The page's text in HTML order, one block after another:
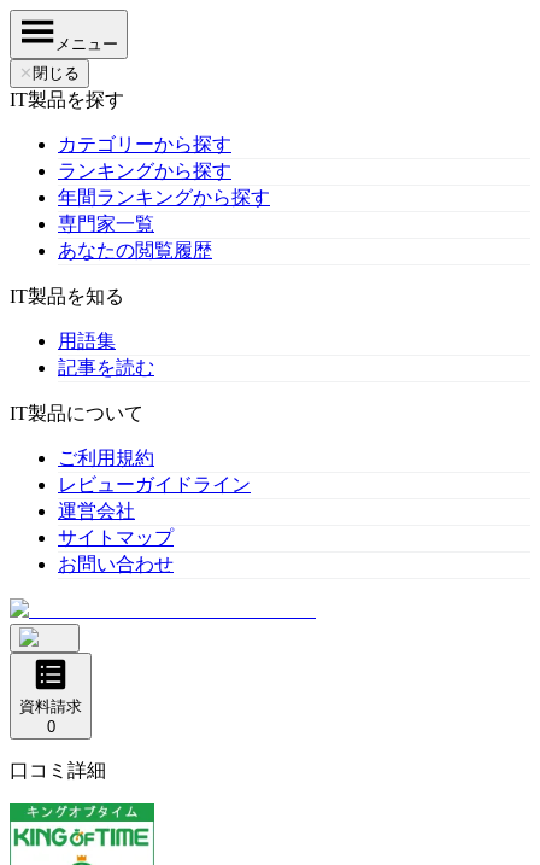
メニュー
✕ 閉じる
IT製品を探す
カテゴリーから探す
ランキングから探す
年間ランキングから探す
専門家一覧
あなたの閲覧履歴
IT製品を知る
用語集
記事を読む
IT製品について
ご利用規約
レビューガイドライン
運営会社
サイトマップ
お問い合わせ
資料請求
0
口コミ詳細